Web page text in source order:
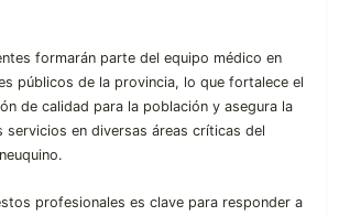
formarán parte del equipo médico en
públicos de la provincia, lo que fortalece el
de calidad para la población y asegura la
servicios en diversas áreas críticas del
profesionales es clave para responder a